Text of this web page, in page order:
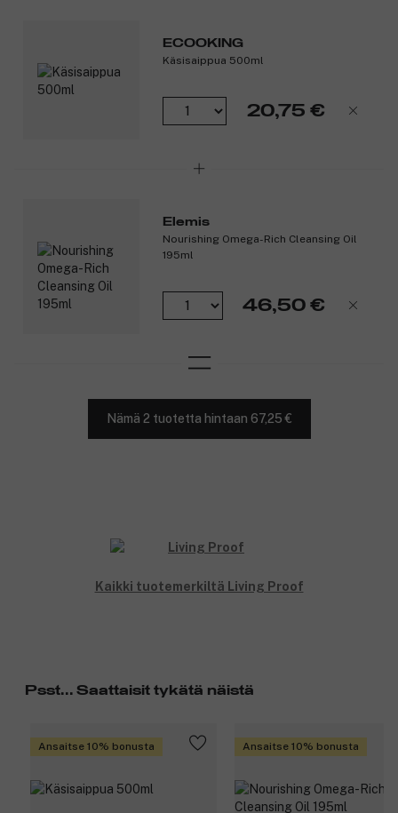
ECOOKING
Käsisaippua 500ml
20,75 €
Elemis
Nourishing Omega-Rich Cleansing Oil
195ml
46,50 €
Nämä 2 tuotetta hintaan 67,25 €
Kaikki tuotemerkiltä Living Proof
Psst... Saattaisit tykätä näistä
Ansaitse 10% bonusta Ansaitse 10% bonusta